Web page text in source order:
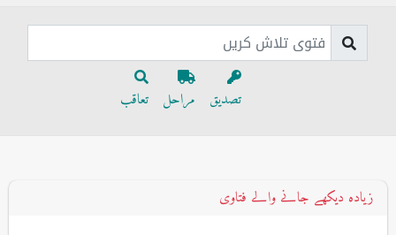
تصدیق مراحل تعاقب
زیادہ دیکھے جانے والے فتاوی